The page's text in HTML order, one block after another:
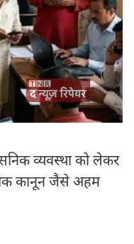
व्यवस्था को लेकर
कानून जैसे अहम